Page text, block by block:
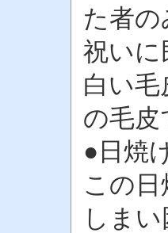
た者
祝いに
白い
の毛皮
●日焼
この
しま